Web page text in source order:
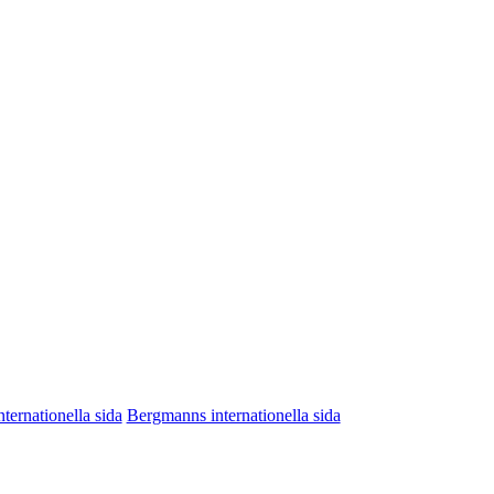
sida Bergmanns internationella sida